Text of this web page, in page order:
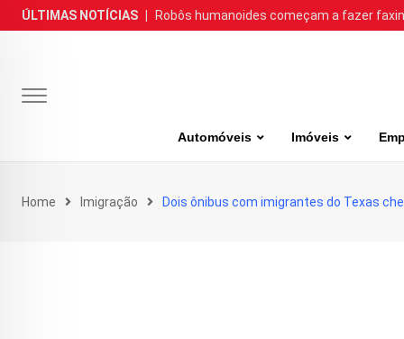
Skip
to
ÚLTIMAS NOTÍCIAS Robôs humanoides começam a fazer
Automóveis Imóveis
Home Imigração Dois ônibus com imigrantes do Texas